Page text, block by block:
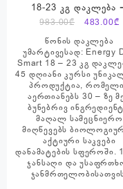
18-23 კგ დაკლება
პროდუქტების
Energy Diet Smart
983.00₾
Original
was:
983.00₾.
483.00₾
წონის დაკლება
უმარტივესად: Energy
Smart 18 – 23 კგ
45 დღიანი კურსი
პროდუქტია,
აერთიანებს 30 – ზე
ბუნებრივ
მაღალ სამეცნიერო
მიღწევებს
აქტიური საკვები
დანამატების სფეროში.
ჯანსაღი და